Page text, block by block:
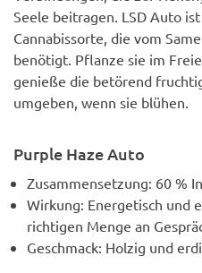
Seele beitragen. LSD Auto
Cannabissorte, die vom
benötigt. Pflanze sie im
genieße die betörend
umgeben, wenn sie blühen.
Purple Haze Auto
Zusammensetzung: 60 %
Wirkung: Energetisch und
richtigen Menge an
Geschmack: Holzig und